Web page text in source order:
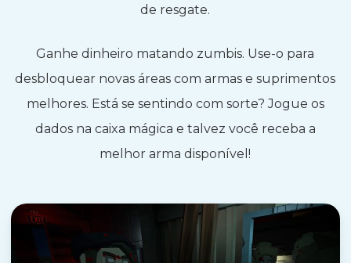
de resgate.
Ganhe dinheiro matando zumbis. Use-o para
desbloquear novas áreas com armas e suprimentos
melhores. Está se sentindo com sorte? Jogue os
dados na caixa mágica e talvez você receba a
melhor arma disponível!